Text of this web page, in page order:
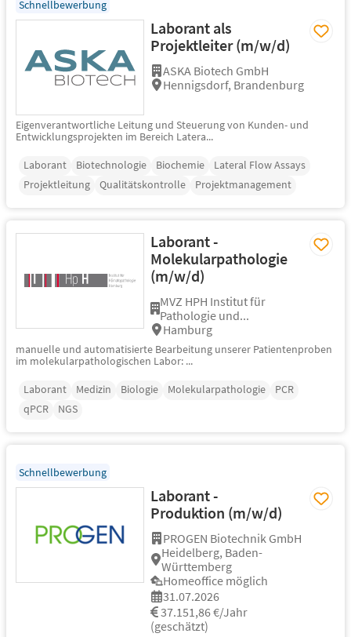
Schnellbewerbung
Laborant als
Projektleiter (m/w/d)
ASKA Biotech GmbH
Hennigsdorf, Brandenburg
Eigenverantwortliche Leitung und Steuerung von Kunden- und
Entwicklungsprojekten im Bereich Latera...
Laborant
Biotechnologie Biochemie
Lateral Flow Assays
Projektleitung
Qualitätskontrolle Projektmanagement
Laborant -
Molekularpathologie
(m/w/d)
MVZ HPH Institut für
Pathologie und...
Hamburg
manuelle und automatisierte Bearbeitung unserer Patientenproben
im molekularpathologischen Labor: ...
Laborant
Medizin Biologie Molekularpathologie
PCR
qPCR
NGS
Schnellbewerbung
Laborant -
Produktion (m/w/d)
PROGEN Biotechnik GmbH
Heidelberg, Baden-
Württemberg
Homeoffice möglich
31.07.2026
37.151,86 €/Jahr
(geschätzt)